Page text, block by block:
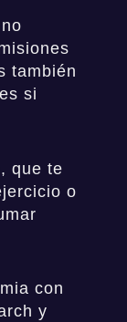
también
si
, que te
o
con
y